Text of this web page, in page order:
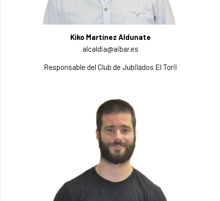
Kiko Martínez Aldunate
alcaldia@aibar.es
Responsable del Club de Jubilados El Toril